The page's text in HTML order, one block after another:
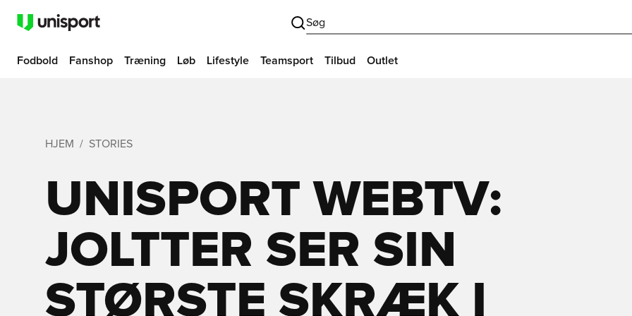
Søg
Fodbold Fanshop Træning Løb Lifestyle Teamsport Tilbud Outlet
HJEM STORIES
UNISPORT WEBTV:
JOLTTER SER SIN
STØRSTE SKRÆK I